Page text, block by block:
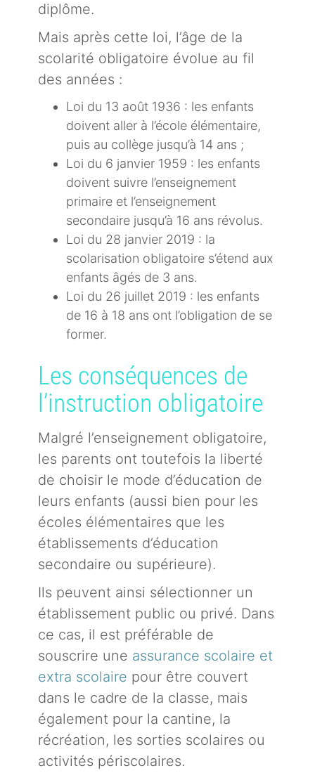
diplôme.
Mais après cette loi, l’âge de la
scolarité obligatoire évolue au fil
des années :
Loi du 13 août 1936 : les enfants
doivent aller à l’école élémentaire,
puis au collège jusqu’à 14 ans ;
Loi du 6 janvier 1959 : les enfants
doivent suivre l’enseignement
primaire et l’enseignement
secondaire jusqu’à 16 ans révolus.
Loi du 28 janvier 2019 : la
scolarisation obligatoire s’étend aux
enfants âgés de 3 ans.
Loi du 26 juillet 2019 : les enfants
de 16 à 18 ans ont l’obligation de se
former.
Les conséquences de
l’instruction obligatoire
Malgré l’enseignement obligatoire,
les parents ont toutefois la liberté
de choisir le mode d’éducation de
leurs enfants (aussi bien pour les
écoles élémentaires que les
établissements d’éducation
secondaire ou supérieure).
Ils peuvent ainsi sélectionner un
établissement public ou privé. Dans
ce cas, il est préférable de
souscrire une assurance scolaire et
extra scolaire pour être couvert
dans le cadre de la classe, mais
également pour la cantine, la
récréation, les sorties scolaires ou
activités périscolaires.